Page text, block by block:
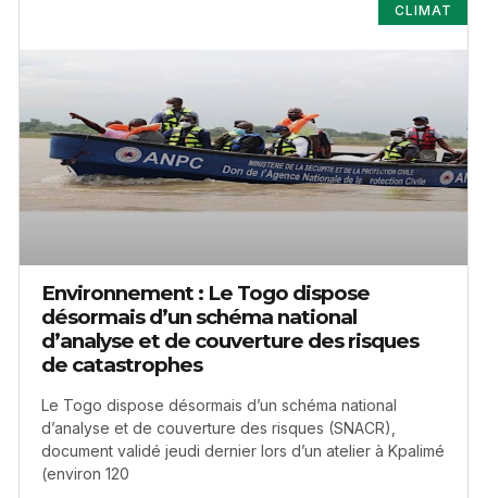
CLIMAT
Environnement : Le Togo dispose
désormais d’un schéma national
d’analyse et de couverture des risques
de catastrophes
Le Togo dispose désormais d’un schéma national
d’analyse et de couverture des risques (SNACR),
document validé jeudi dernier lors d’un atelier à Kpalimé
(environ 120